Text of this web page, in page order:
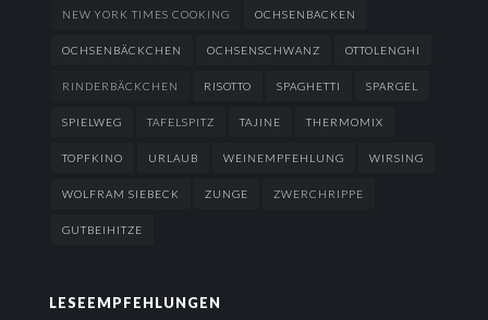
NEW YORK TIMES COOKING OCHSENBACKEN
OCHSENBÄCKCHEN OCHSENSCHWANZ OTTOLENGHI
RINDERBÄCKCHEN RISOTTO SPAGHETTI SPARGEL
SPIELWEG TAFELSPITZ TAJINE THERMOMIX
TOPFKINO URLAUB WEINEMPFEHLUNG WIRSING
WOLFRAM SIEBECK ZUNGE ZWERCHRIPPE
GUTBEIHITZE
LESEEMPFEHLUNGEN